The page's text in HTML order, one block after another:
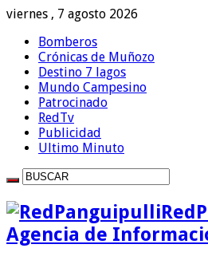
viernes , 7 agosto 2026
Bomberos
Crónicas de Muñozo
Destino 7 lagos
Mundo Campesino
Patrocinado
RedTv
Publicidad
Ultimo Minuto
Agencia de